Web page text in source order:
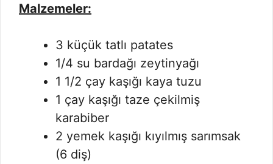
Malzemeler:
3 küçük tatlı patates
1/4 su bardağı zeytinyağı
1 1/2 çay kaşığı kaya tuzu
1 çay kaşığı taze çekilmiş
karabiber
2 yemek kaşığı kıyılmış sarımsak
(6 diş)